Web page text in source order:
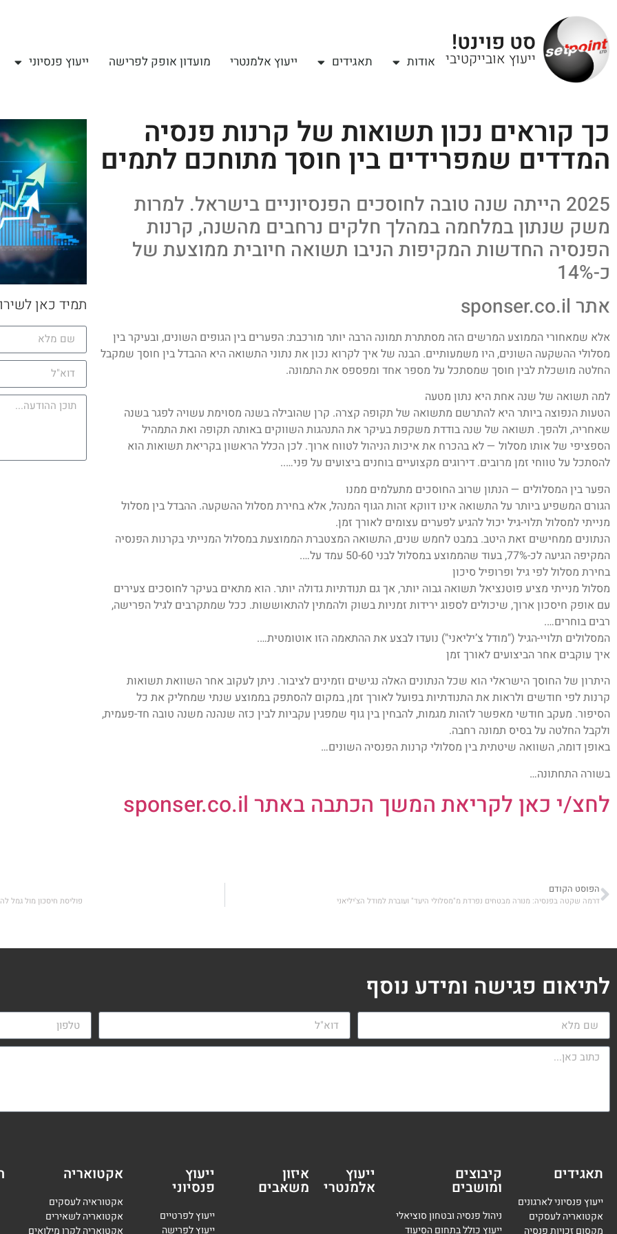
סט פוינט!
ייעוץ אובייקטיבי אודות תאגידים ייעוץ אלמנטרי מועדון אופק לפרישה ייעוץ פנסיוני
כך קוראים נכון תשואות של קרנות פנסיה
המדדים שמפרידים בין חוסך מתוחכם לתמים
2025 הייתה שנה טובה לחוסכים הפנסיוניים בישראל. למרות
משק שנתון במלחמה במהלך חלקים נרחבים מהשנה, קרנות
הפנסיה החדשות המקיפות הניבו תשואה חיובית ממוצעת של
כ-14%
אתר sponser.co.il
אלא שמאחורי הממוצע המרשים הזה מסתתרת תמונה הרבה יותר מורכבת: הפערים בין הגופים השונים, ובעיקר בין
מסלולי ההשקעה השונים, היו משמעותיים. הבנה של איך לקרוא נכון את נתוני התשואה היא ההבדל בין חוסך שמקבל
החלטה מושכלת לבין חוסך שמסתכל על מספר אחד ומפספס את התמונה.
למה תשואה של שנה אחת היא נתון מטעה
הטעות הנפוצה ביותר היא להתרשם מתשואה של תקופה קצרה. קרן שהובילה בשנה מסוימת עשויה לפגר בשנה
שאחריה, ולהפך. תשואה של שנה בודדת משקפת בעיקר את התנהגות השווקים באותה תקופה ואת התמהיל
הספציפי של אותו מסלול — לא בהכרח את איכות הניהול לטווח ארוך. לכן הכלל הראשון בקריאת תשואות הוא
להסתכל על טווחי זמן מרובים. דירוגים מקצועיים בוחנים ביצועים על פני…..
הפער בין המסלולים — הנתון שרוב החוסכים מתעלמים ממנו
הגורם המשפיע ביותר על התשואה אינו דווקא זהות הגוף המנהל, אלא בחירת מסלול ההשקעה. ההבדל בין מסלול
מנייתי למסלול תלוי-גיל יכול להגיע לפערים עצומים לאורך זמן.
הנתונים ממחישים זאת היטב. במבט לחמש שנים, התשואה המצטברת הממוצעת במסלול המנייתי בקרנות הפנסיה
המקיפה הגיעה לכ-77%, בעוד שהממוצע במסלול לבני 50-60 עמד על….
בחירת מסלול לפי גיל ופרופיל סיכון
מסלול מנייתי מציע פוטנציאל תשואה גבוה יותר, אך גם תנודתיות גדולה יותר. הוא מתאים בעיקר לחוסכים צעירים
עם אופק חיסכון ארוך, שיכולים לספוג ירידות זמניות בשוק ולהמתין להתאוששות. ככל שמתקרבים לגיל הפרישה,
רבים בוחרים….
המסלולים תלויי-הגיל ("מודל צ’יליאני") נועדו לבצע את ההתאמה הזו אוטומטית….
איך עוקבים אחר הביצועים לאורך זמן
היתרון של החוסך הישראלי הוא שכל הנתונים האלה נגישים וזמינים לציבור. ניתן לעקוב אחר השוואת תשואות
קרנות לפי חודשים ולראות את התנודתיות בפועל לאורך זמן, במקום להסתפק בממוצע שנתי שמחליק את כל
הסיפור. מעקב חודשי מאפשר לזהות מגמות, להבחין בין גוף שמפגין עקביות לבין כזה שנהנה משנה טובה חד-פעמית,
ולקבל החלטה על בסיס תמונה רחבה.
באופן דומה, השוואה שיטתית בין מסלולי קרנות הפנסיה השונים…
בשורה התחתונה…
לחצ/י כאן לקריאת המשך הכתבה באתר sponser.co.il
תמיד כאן
הפוסט הקודם
דרמה שקטה בפנסיה: מנורה מבטחים נפרדת מ"מסלולי היעד" ועוברת למודל הצ'יליאני פוליסת חיסכון מול גמל
לתיאום פגישה ומידע נוסף
תאגידים
ייעוץ פנסיוני לארגונים
אקטואריה לעסקים
קיבוצים
ומושבים
ניהול פנסיה ובטחון סוציאלי
ייעוץ כולל בתחום הסיעוד
ייעוץ
אלמנטרי
איזון
משאבים
ייעוץ
פנסיוני
ייעוץ לפרטיים
ייעוץ לפרישה
אקטואריה
אקטוראיה לעסקים
אקטואריה לשאירים